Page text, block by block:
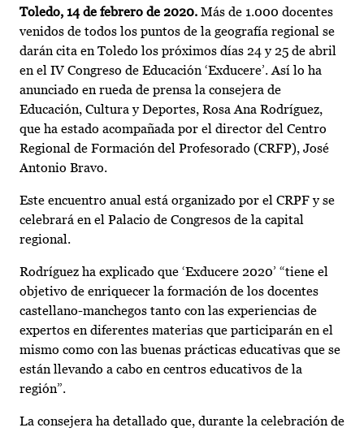
Toledo, 14 de febrero de 2020. Más de 1.000 docentes
venidos de todos los puntos de la geografía regional se
darán cita en Toledo los próximos días 24 y 25 de abril
en el IV Congreso de Educación ‘Exducere’. Así lo ha
anunciado en rueda de prensa la consejera de
Educación, Cultura y Deportes, Rosa Ana Rodríguez,
que ha estado acompañada por el director del Centro
Regional de Formación del Profesorado (CRFP), José
Antonio Bravo.
Este encuentro anual está organizado por el CRPF y se
celebrará en el Palacio de Congresos de la capital
regional.
Rodríguez ha explicado que ‘Exducere 2020’ “tiene el
objetivo de enriquecer la formación de los docentes
castellano-manchegos tanto con las experiencias de
expertos en diferentes materias que participarán en el
mismo como con las buenas prácticas educativas que se
están llevando a cabo en centros educativos de la
región”.
La consejera ha detallado que, durante la celebración de